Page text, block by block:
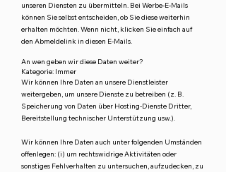
unseren Diensten zu übermitteln. Bei Werbe-E-Mails
können Sie selbst entscheiden, ob Sie diese weiterhin
erhalten möchten. Wenn nicht, klicken Sie einfach auf
den Abmeldelink in diesen E-Mails.
An wen geben wir diese Daten weiter?
Kategorie: Immer
Wir können Ihre Daten an unsere Dienstleister
weitergeben, um unsere Dienste zu betreiben (z. B.
Speicherung von Daten über Hosting-Dienste Dritter,
Bereitstellung technischer Unterstützung usw.).
Wir können Ihre Daten auch unter folgenden Umständen
offenlegen: (i) um rechtswidrige Aktivitäten oder
sonstiges Fehlverhalten zu untersuchen, aufzudecken, zu